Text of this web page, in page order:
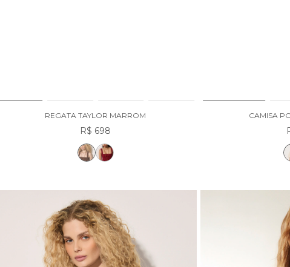
REGATA TAYLOR MARROM
R$ 698
CAMISA